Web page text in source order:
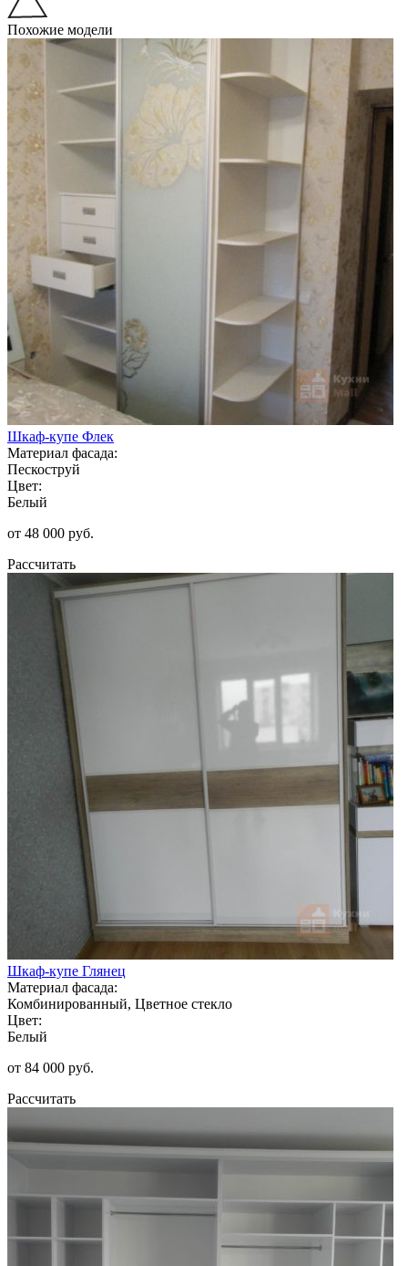
Похожие модели
Шкаф-купе Флек
Материал фасада:
Пескоструй
Цвет:
Белый
от 48 000 руб.
Рассчитать
Шкаф-купе Глянец
Материал фасада:
Комбинированный, Цветное стекло
Цвет:
Белый
от 84 000 руб.
Рассчитать